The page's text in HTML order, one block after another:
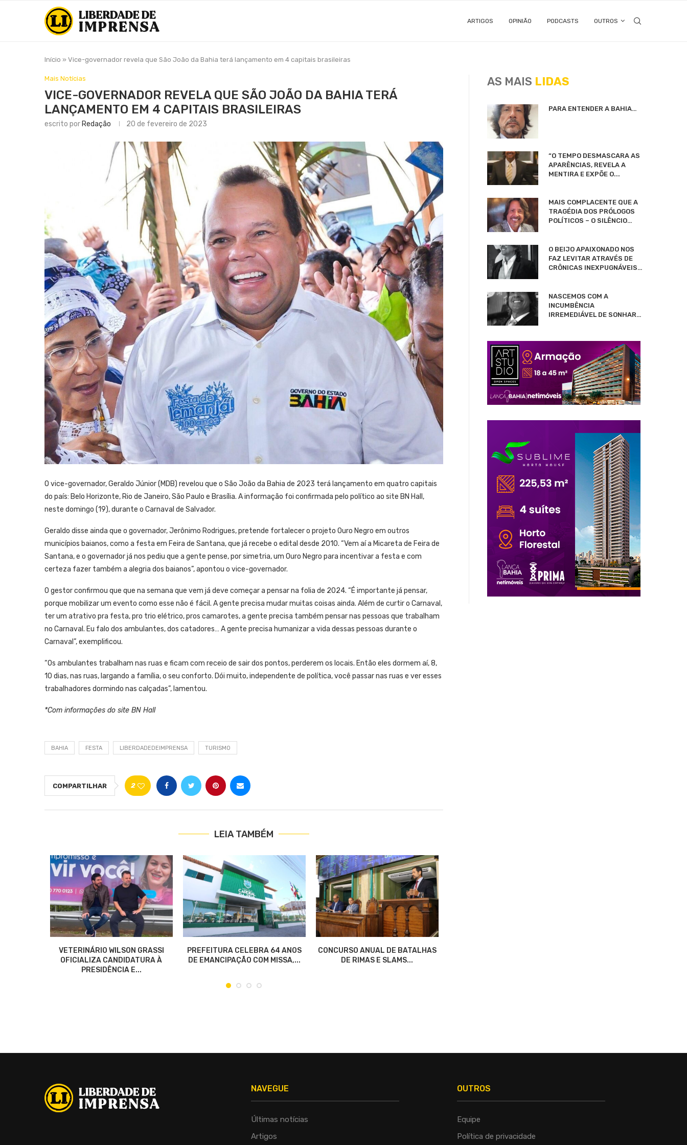
ARTIGOS OPINIÃO PODCASTS OUTROS
Início » Vice-governador revela que São João da Bahia terá lançamento em 4 capitais brasileiras
Mais Notícias
VICE-GOVERNADOR REVELA QUE SÃO JOÃO DA BAHIA TERÁ
LANÇAMENTO EM 4 CAPITAIS BRASILEIRAS
escrito por Redação 20 de fevereiro de 2023
O vice-governador, Geraldo Júnior (MDB) revelou que o São João da Bahia de 2023 terá lançamento em quatro capitais
do país: Belo Horizonte, Rio de Janeiro, São Paulo e Brasília. A informação foi confirmada pelo político ao site BN Hall,
neste domingo (19), durante o Carnaval de Salvador.
Geraldo disse ainda que o governador, Jerônimo Rodrigues, pretende fortalecer o projeto Ouro Negro em outros
municípios baianos, como a festa em Feira de Santana, que já recebe o edital desde 2010. “Vem aí a Micareta de Feira de
Santana, e o governador já nos pediu que a gente pense, por simetria, um Ouro Negro para incentivar a festa e com
certeza fazer também a alegria dos baianos”, apontou o vice-governador.
O gestor confirmou que que na semana que vem já deve começar a pensar na folia de 2024. “É importante já pensar,
porque mobilizar um evento como esse não é fácil. A gente precisa mudar muitas coisas ainda. Além de curtir o Carnaval,
ter um atrativo pra festa, pro trio elétrico, pros camarotes, a gente precisa também pensar nas pessoas que trabalham
no Carnaval. Eu falo dos ambulantes, dos catadores… A gente precisa humanizar a vida dessas pessoas durante o
Carnaval”, exemplificou.
“Os ambulantes trabalham nas ruas e ficam com receio de sair dos pontos, perderem os locais. Então eles dormem aí, 8,
10 dias, nas ruas, largando a família, o seu conforto. Dói muito, independente de política, você passar nas ruas e ver esses
trabalhadores dormindo nas calçadas”, lamentou.
*Com informações do site BN Hall
BAHIA FESTA LIBERDADEDEIMPRENSA TURISMO
COMPARTILHAR 2
LEIA TAMBÉM
VETERINÁRIO WILSON GRASSI
OFICIALIZA CANDIDATURA À
PRESIDÊNCIA E...
PREFEITURA CELEBRA 64 ANOS
DE EMANCIPAÇÃO COM MISSA,...
CONCURSO ANUAL DE BATALHAS
DE RIMAS E SLAMS...
AS MAIS LIDAS
PARA ENTENDER A BAHIA…
“O TEMPO DESMASCARA AS
APARÊNCIAS, REVELA A
MENTIRA E EXPÕE O...
MAIS COMPLACENTE QUE A
TRAGÉDIA DOS PRÓLOGOS
POLÍTICOS – O SILÊNCIO…
O BEIJO APAIXONADO NOS
FAZ LEVITAR ATRAVÉS DE
CRÔNICAS INEXPUGNÁVEIS…
NASCEMOS COM A
INCUMBÊNCIA
IRREMEDIÁVEL DE SONHAR…
NAVEGUE
Últimas notícias
Artigos
OUTROS
Equipe
Política de privacidade